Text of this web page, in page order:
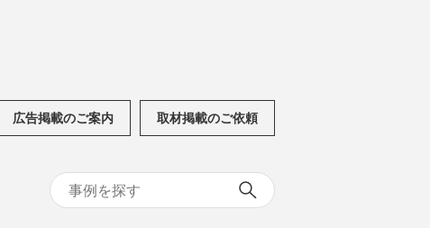
広告掲載のご案内 取材掲載のご依頼